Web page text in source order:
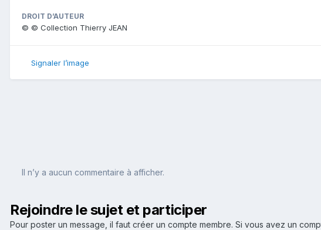
DROIT D’AUTEUR
© © Collection Thierry JEAN
Signaler l’image
Il n’y a aucun commentaire à afficher.
Rejoindre le sujet et participer
Pour poster un message, il faut créer un compte membre. Si vous avez un